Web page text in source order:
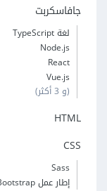
جافاسكربت
لغة TypeScript
Node.js
React
Vue.js
(و 3 أكثر)
HTML
CSS
Sass
إطار عمل Bootstrap